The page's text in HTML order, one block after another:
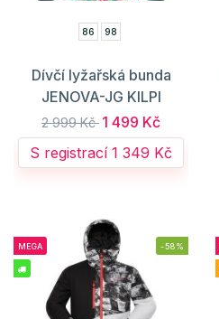
86 98
Dívčí lyžařská bunda
JENOVA-JG KILPI
2 999 Kč 1 499 Kč
S registrací 1 349 Kč
MEGA -58%